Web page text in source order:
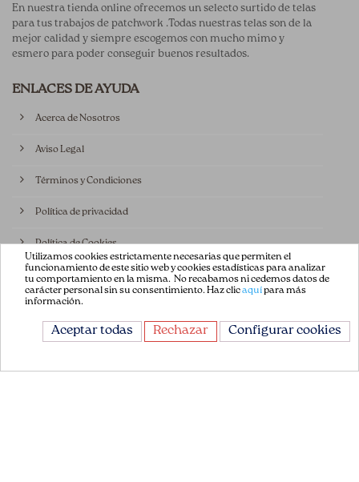
En nuestra tienda online ofrecemos un selecto surtido de telas
para tus trabajos de patchwork .Todas nuestras telas son de la
mejor calidad y siempre escogemos con mucho mimo y
esmero para poder conseguir buenos resultados.
ENLACES DE AYUDA
Acerca de Nosotros
Aviso Legal
Términos y Condiciones
Política de privacidad
Política de Cookies
Contáctenos
CONTÁCTANOS
Utilizamos cookies estrictamente necesarias que permiten el
funcionamiento de este sitio web y cookies estadísticas para analizar
tu comportamiento en la misma. No recabamos ni cedemos datos de
carácter personal sin su consentimiento. Haz clicaquípara más
información.
Aceptar todas Rechazar Configurar cookies